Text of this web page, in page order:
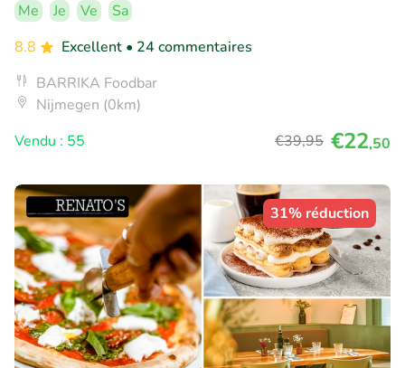
Me Je Ve
Sa
8.8
Excellent • 24 commentaires
BARRIKA Foodbar
Nijmegen (0km)
Vendu : 55
€39,95 €22,50
31% réduction